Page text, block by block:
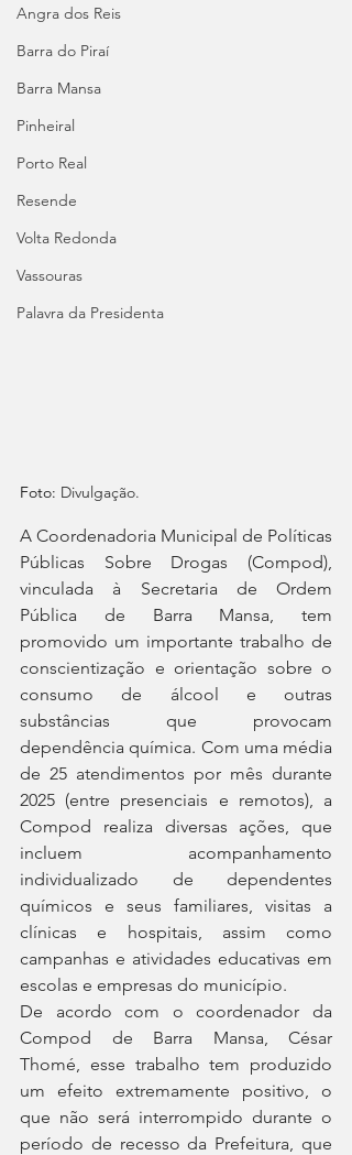
Angra dos Reis
Barra do Piraí
Barra Mansa
Pinheiral
Porto Real
Resende
Volta Redonda
Vassouras
Palavra da Presidenta
Foto: Divulgação.
A Coordenadoria Municipal de Políticas
Públicas Sobre Drogas (Compod),
vinculada à Secretaria de Ordem
Pública de Barra Mansa, tem
promovido um importante trabalho de
conscientização e orientação sobre o
consumo de álcool e outras
substâncias que provocam
dependência química. Com uma média
de 25 atendimentos por mês durante
2025 (entre presenciais e remotos), a
Compod realiza diversas ações, que
incluem acompanhamento
individualizado de dependentes
químicos e seus familiares, visitas a
clínicas e hospitais, assim como
campanhas e atividades educativas em
escolas e empresas do município.
De acordo com o coordenador da
Compod de Barra Mansa, César
Thomé, esse trabalho tem produzido
um efeito extremamente positivo, o
que não será interrompido durante o
período de recesso da Prefeitura, que